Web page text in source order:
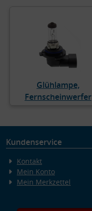
Glühlampe,
Fernscheinwerfer
Kundenservice
Kontakt
Mein Konto
Mein Merkzettel